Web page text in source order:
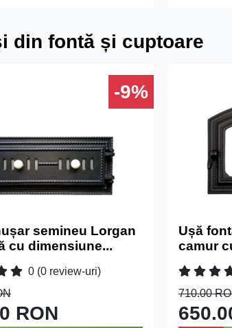
din fontă și cuptoare
-9%
semineu Lorgan
cu dimensiune...
0 (0 review-uri)
RON
Ușă
camur
710.00